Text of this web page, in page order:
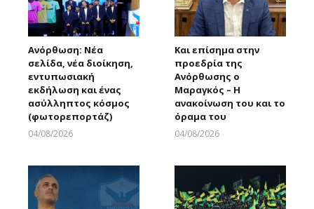
Ανόρθωση: Νέα
σελίδα, νέα διοίκηση,
εντυπωσιακή
εκδήλωση και ένας
ασύλληπτος κόσμος
(φωτορεπορτάζ)
04/08/2026
Και επίσημα στην
προεδρία της
Ανόρθωσης ο
Μαραγκός – Η
ανακοίνωση του και το
όραμα του
04/08/2026